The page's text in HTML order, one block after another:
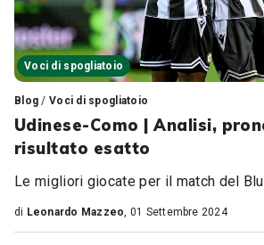
Voci di spogliatoio
Blog / Voci di spogliatoio
Udinese-Como | Analisi,
risultato esatto
Le migliori giocate per il match del
di Leonardo Mazzeo, 01 Settembre 2024